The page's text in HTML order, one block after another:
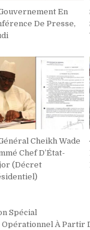
En
De Presse,
Cheikh Wade
Chef D’État-
(Décret
Spécial
À Partir